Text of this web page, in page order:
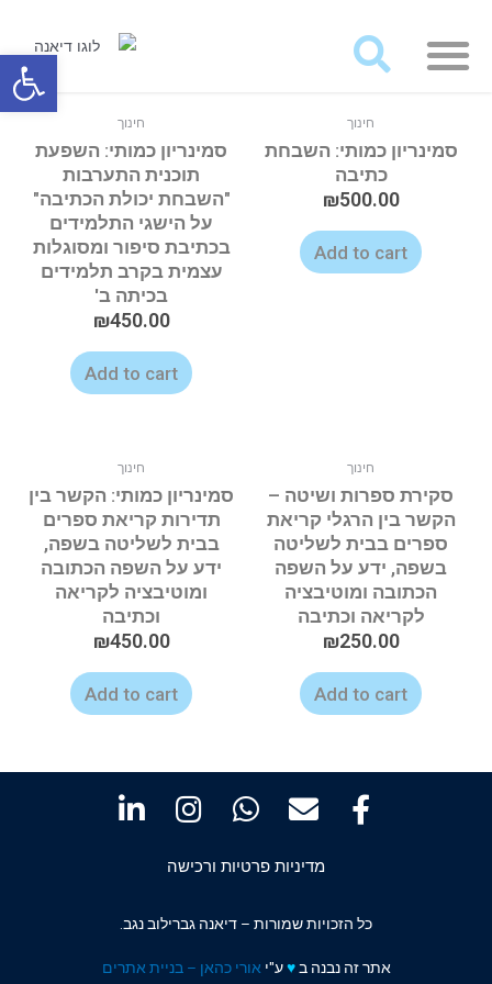
חינוך
סמינריון כמותי: השבחת
כתיבה
₪500.00
Add to cart
חינוך
סמינריון כמותי: השפעת
תוכנית התערבות
"השבחת יכולת הכתיבה"
על הישגי התלמידים
בכתיבת סיפור ומסוגלות
עצמית בקרב תלמידים
בכיתה ב'
₪450.00
Add to cart
חינוך
סקירת ספרות ושיטה –
הקשר בין הרגלי קריאת
ספרים בבית לשליטה
בשפה, ידע על השפה
הכתובה ומוטיבציה
לקריאה וכתיבה
₪250.00
Add to cart
חינוך
סמינריון כמותי: הקשר בין
תדירות קריאת ספרים
בבית לשליטה בשפה,
ידע על השפה הכתובה
ומוטיבציה לקריאה
וכתיבה
₪450.00
Add to cart
מדיניות פרטיות ורכישה
כל הזכויות שמורות – דיאנה גברילוב נגב.
אתר זה נבנה ב♥️ע"י אורי כהאן – בניית אתרים
פתח